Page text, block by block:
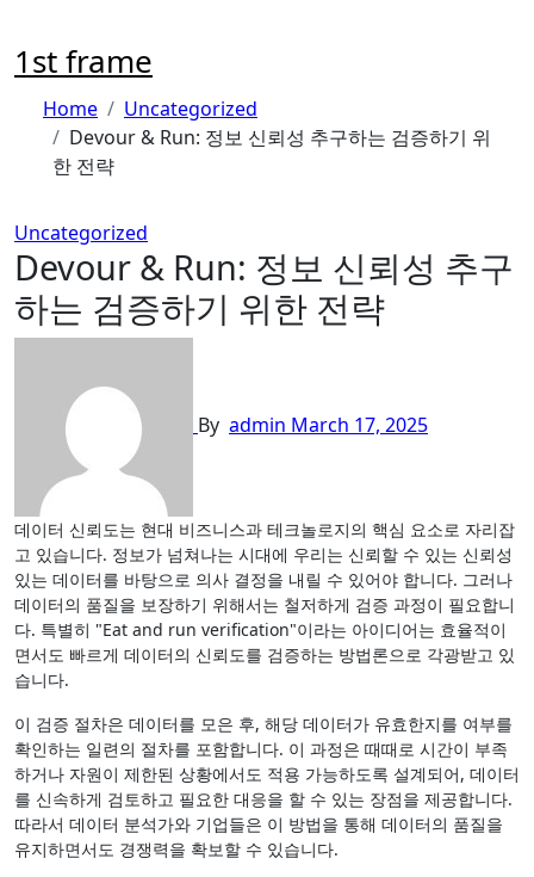
content
1st frame
Home
Uncategorized
Devour & Run: 정보 신뢰성 추구하는 검증하기 위
한 전략
Uncategorized
Devour & Run: 정보 신뢰성 추구
하는 검증하기 위한 전략
By admin March 17, 2025
데이터 신뢰도는 현대 비즈니스과 테크놀로지의 핵심 요소로 자리잡
고 있습니다. 정보가 넘쳐나는 시대에 우리는 신뢰할 수 있는 신뢰성
있는 데이터를 바탕으로 의사 결정을 내릴 수 있어야 합니다. 그러나
데이터의 품질을 보장하기 위해서는 철저하게 검증 과정이 필요합니
다. 특별히 "Eat and run verification"이라는 아이디어는 효율적이
면서도 빠르게 데이터의 신뢰도를 검증하는 방법론으로 각광받고 있
습니다.
이 검증 절차은 데이터를 모은 후, 해당 데이터가 유효한지를 여부를
확인하는 일련의 절차를 포함합니다. 이 과정은 때때로 시간이 부족
하거나 자원이 제한된 상황에서도 적용 가능하도록 설계되어, 데이터
를 신속하게 검토하고 필요한 대응을 할 수 있는 장점을 제공합니다.
따라서 데이터 분석가와 기업들은 이 방법을 통해 데이터의 품질을
유지하면서도 경쟁력을 확보할 수 있습니다.